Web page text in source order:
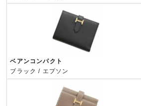
ベアンコンパクト
ブラック / エプソン